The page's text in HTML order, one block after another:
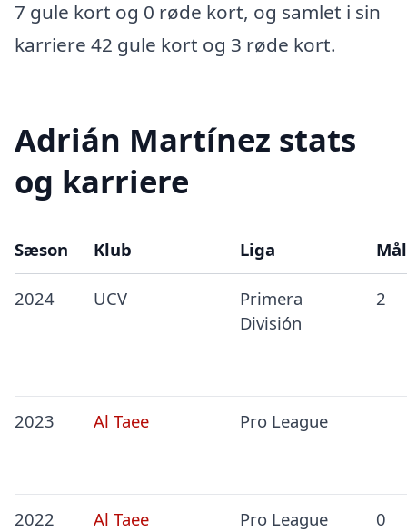
7 gule kort og 0 røde kort, og samlet i sin
karriere 42 gule kort og 3 røde kort.
Adrián Martínez stats
og karriere
Sæson Klub Liga Mål
2024 UCV
Primera
División
2
2023 Al Taee Pro League
2022 Al Taee Pro League 0